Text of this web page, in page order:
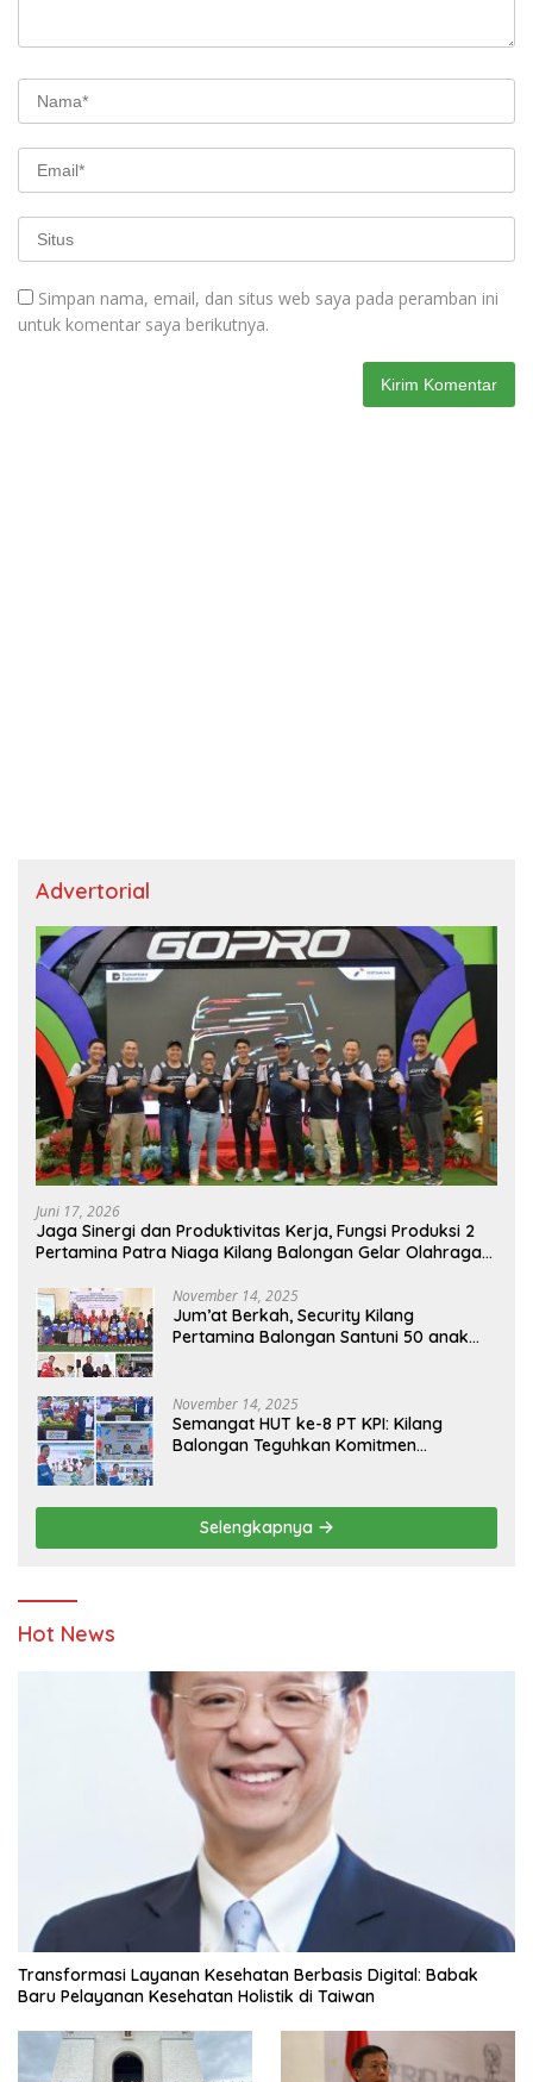
Simpan nama, email, dan situs web saya pada peramban ini
untuk komentar saya berikutnya.
Advertorial
Juni 17, 2026
Jaga Sinergi dan Produktivitas Kerja, Fungsi Produksi 2
Pertamina Patra Niaga Kilang Balongan Gelar Olahraga
November 14, 2025
Jum’at Berkah, Security Kilang
Pertamina Balongan Santuni 50 anak
November 14, 2025
Semangat HUT ke-8 PT KPI: Kilang
Balongan Teguhkan Komitmen
Pendidikan
Selengkapnya
Hot News
Transformasi Layanan Kesehatan Berbasis Digital: Babak
Baru Pelayanan Kesehatan Holistik di Taiwan